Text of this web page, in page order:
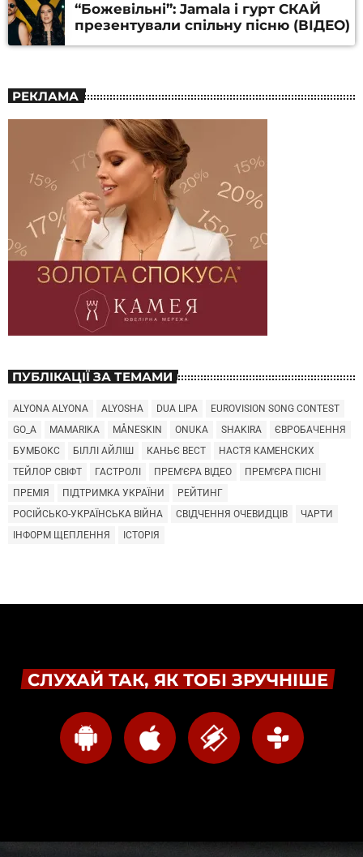
“Божевільні”: Jamala і гурт СКАЙ
презентували спільну пісню (ВІДЕО)
РЕКЛАМА
ПУБЛІКАЦІЇ ЗА ТЕМАМИ
ALYONA ALYONA ALYOSHA DUA LIPA
EUROVISION SONG CONTEST
GO_A
MAMARIKA MÅNESKIN ONUKA SHAKIRA
ЄВРОБАЧЕННЯ
БУМБОКС
БІЛЛІ АЙЛІШ КАНЬЄ ВЕСТ
НАСТЯ КАМЕНСКИХ
ТЕЙЛОР СВІФТ
ГАСТРОЛІ ПРЕМ'ЄРА ВІДЕО
ПРЕМ'ЄРА ПІСНІ
ПРЕМІЯ
ПІДТРИМКА УКРАЇНИ
РЕЙТИНГ
РОСІЙСЬКО-УКРАЇНСЬКА ВІЙНА
СВІДЧЕННЯ ОЧЕВИДЦІВ
ЧАРТИ
ІНФОРМ ЩЕПЛЕННЯ
ІСТОРІЯ
СЛУХАЙ ТАК, ЯК ТОБІ ЗРУЧНІШЕ